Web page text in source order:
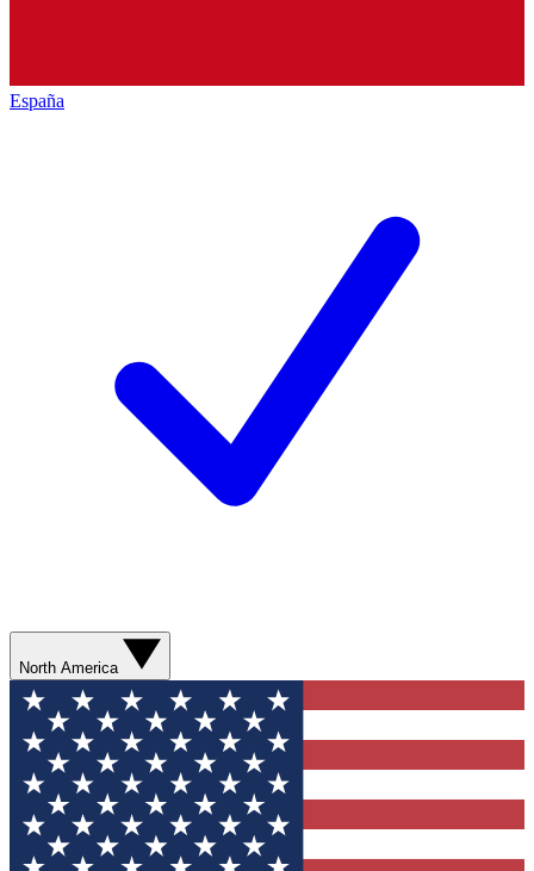
España
North America